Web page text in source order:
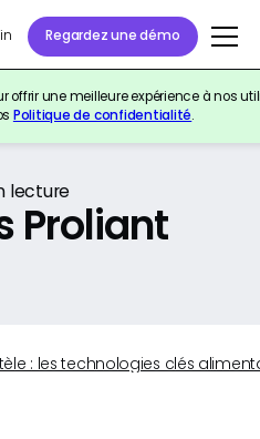
Regardez une démo
offrir une meilleure expérience à nos
Politique de confidentialité.
lecture
Proliant
: les technologies clés